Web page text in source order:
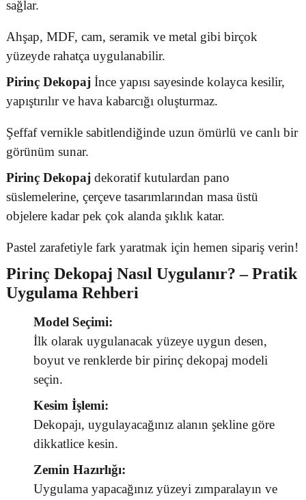
sağlar.
Ahşap, MDF, cam, seramik ve metal gibi birçok
yüzeyde rahatça uygulanabilir.
Pirinç Dekopaj İnce yapısı sayesinde kolayca kesilir,
yapıştırılır ve hava kabarcığı oluşturmaz.
Şeffaf vernikle sabitlendiğinde uzun ömürlü ve canlı bir
görünüm sunar.
Pirinç Dekopaj dekoratif kutulardan pano
süslemelerine, çerçeve tasarımlarından masa üstü
objelere kadar pek çok alanda şıklık katar.
Pastel zarafetiyle fark yaratmak için hemen sipariş verin!
Pirinç Dekopaj Nasıl Uygulanır? – Pratik
Uygulama Rehberi
Model Seçimi:
İlk olarak uygulanacak yüzeye uygun desen,
boyut ve renklerde bir pirinç dekopaj modeli
seçin.
Kesim İşlemi:
Dekopajı, uygulayacağınız alanın şekline göre
dikkatlice kesin.
Zemin Hazırlığı:
Uygulama yapacağınız yüzeyi zımparalayın ve